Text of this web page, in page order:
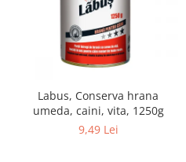
Labus, Conserva hrana
umeda, caini, vita, 1250g
9,49 Lei